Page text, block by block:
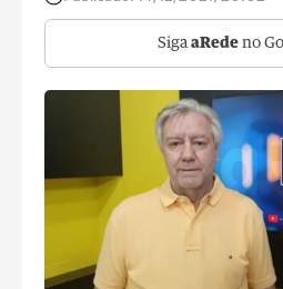
Siga aRede no